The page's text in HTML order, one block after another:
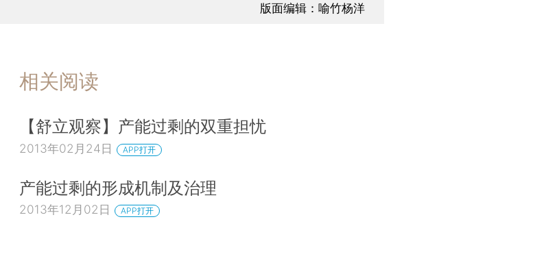
版面编辑：喻竹杨洋
相关阅读
【舒立观察】产能过剩的双重担忧
2013年02月24日 APP打开
产能过剩的形成机制及治理
2013年12月02日 APP打开